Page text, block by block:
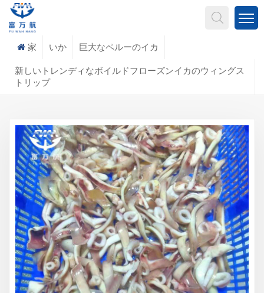
家 いか 巨大なペルーのイカ
新しいトレンディなボイルドフローズンイカのウィングス
トリップ